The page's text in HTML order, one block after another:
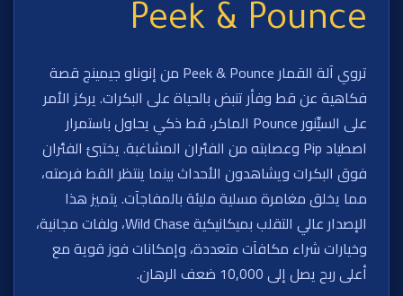
Peek & Pounce
تروي آلة القمار Peek & Pounce من إنوناو جيمينج قصة
فكاهية عن قط وفأر تنبض بالحياة على البكرات. يركز الأمر
على السيِّنور Pounce الماكر، قط ذكي يحاول باستمرار
اصطياد Pip وعصابته من الفئران المشاغبة. يختبئ الفئران
فوق البكرات ويشاهدون الأحداث بينما ينتظر القط فرصته،
مما يخلق مغامرة مسلية مليئة بالمفاجآت. يتميز هذا
الإصدار عالي التقلب بميكانيكية Wild Chase، ولفات مجانية،
وخيارات شراء مكافآت متعددة، وإمكانات فوز قوية مع
أعلى ربح يصل إلى 10,000 ضعف الرهان.